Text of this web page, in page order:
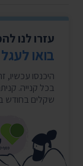
עזרו לנו
בואו
היכנסו עכשיו,
שקלים בחודש